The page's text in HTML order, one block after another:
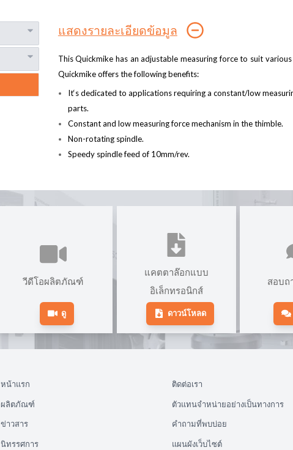
แสดงรายละเอียดข้อมูล
This Quickmike has an adjustable measuring force to suit
Quickmike offers the following benefits:
It‘s dedicated to applications requiring a constant/low
parts.
Constant and low measuring force mechanism in the thimble.
Non-rotating spindle.
Speedy spindle feed of 10mm/rev.
วีดีโอผลิตภัณฑ์
ดู
แคตตาล๊อกแบบ
อิเล็กทรอนิกส์
ดาวน์โหลด
สอบถ
หน้าแรก
ผลิตภัณฑ์
ข่าวสาร
นิทรรศการ
ติดต่อเรา
ตัวแทนจำหน่ายอย่างเป็นทางการ
คำถามที่พบบ่อย
แผนผังเว็บไซต์